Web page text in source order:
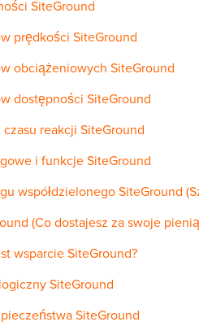
SiteGround
prędkości SiteGround
obciążeniowych SiteGround
dostępności SiteGround
reakcji SiteGround
i funkcje SiteGround
współdzielonego SiteGround
(Co dostajesz za swoje
wsparcie SiteGround?
SiteGround
SiteGround